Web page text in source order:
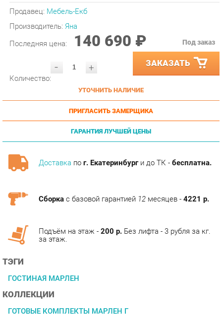
Производитель:Яна
Последняя цена: 140 690 ₽
- ЗАКАЗАТЬ
УТОЧНИТЬ НАЛИЧИЕ
ПРИГЛАСИТЬ ЗАМЕРЩИКА
ГАРАНТИЯ ЛУЧШЕЙ ЦЕНЫ
Доставкапог. Екатеринбурги до ТК -бесплатна.
ТЭГИ
ОПИСАНИЕ